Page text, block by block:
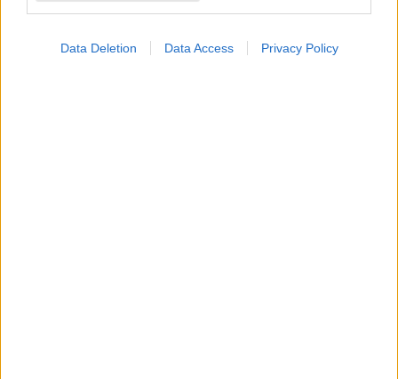
Data Deletion Data Access Privacy Policy